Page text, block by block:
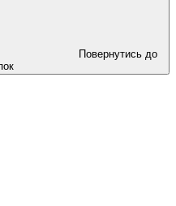
Повернутись до